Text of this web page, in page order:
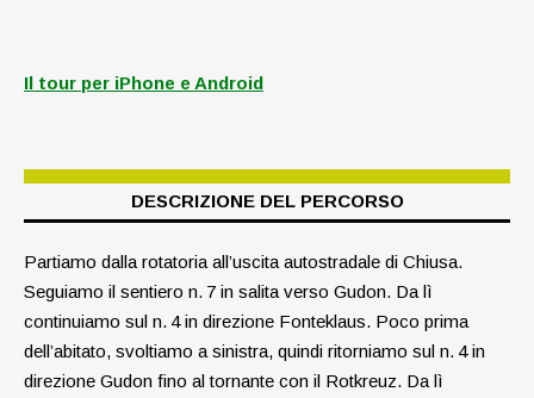
Il tour per iPhone e Android
DESCRIZIONE DEL PERCORSO
Partiamo dalla rotatoria all’uscita autostradale di Chiusa.
Seguiamo il sentiero n. 7 in salita verso Gudon. Da lì
continuiamo sul n. 4 in direzione Fonteklaus. Poco prima
dell’abitato, svoltiamo a sinistra, quindi ritorniamo sul n. 4 in
direzione Gudon fino al tornante con il Rotkreuz. Da lì